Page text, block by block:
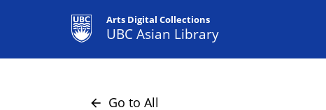
Arts Digital Collections
UBC Asian Library
arrow_back Go to All